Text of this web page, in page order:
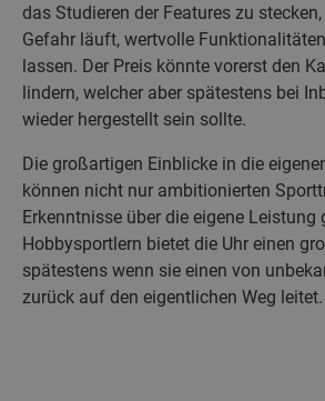
das Studieren der Features zu
Gefahr läuft, wertvolle
lassen. Der Preis könnte vorerst den
lindern, welcher aber spätestens bei
wieder hergestellt sein sollte.
Die großartigen Einblicke in die
können nicht nur ambitionierten
Erkenntnisse über die eigene Leistung
Hobbysportlern bietet die Uhr einen
spätestens wenn sie einen von
zurück auf den eigentlichen Weg leitet.